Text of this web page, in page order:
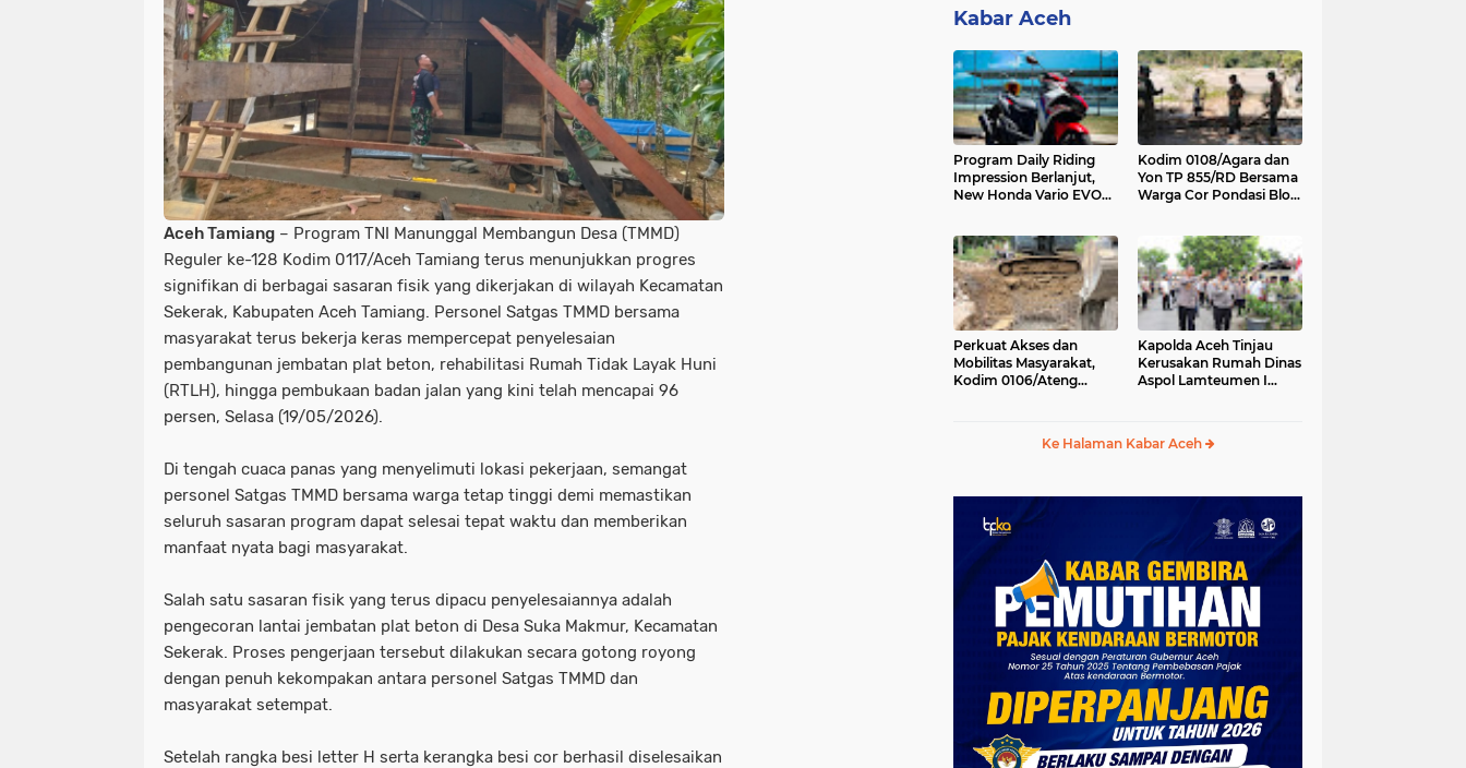
Aceh Tamiang – Program TNI Manunggal Membangun Desa (TMMD)
Reguler ke-128 Kodim 0117/Aceh Tamiang terus menunjukkan progres
signifikan di berbagai sasaran fisik yang dikerjakan di wilayah Kecamatan
Sekerak, Kabupaten Aceh Tamiang. Personel Satgas TMMD bersama
masyarakat terus bekerja keras mempercepat penyelesaian
pembangunan jembatan plat beton, rehabilitasi Rumah Tidak Layak Huni
(RTLH), hingga pembukaan badan jalan yang kini telah mencapai 96
persen, Selasa (19/05/2026).
Di tengah cuaca panas yang menyelimuti lokasi pekerjaan, semangat
personel Satgas TMMD bersama warga tetap tinggi demi memastikan
seluruh sasaran program dapat selesai tepat waktu dan memberikan
manfaat nyata bagi masyarakat.
Salah satu sasaran fisik yang terus dipacu penyelesaiannya adalah
pengecoran lantai jembatan plat beton di Desa Suka Makmur, Kecamatan
Sekerak. Proses pengerjaan tersebut dilakukan secara gotong royong
dengan penuh kekompakan antara personel Satgas TMMD dan
masyarakat setempat.
Setelah rangka besi letter H serta kerangka besi cor berhasil diselesaikan
Kabar Aceh
Program Daily Riding
Impression Berlanjut,
New Honda Vario EVO
Kodim 0108/Agara dan
Yon TP 855/RD Bersama
Warga Cor Pondasi Blok
Ger, Aceh Tenggara
Perkuat Akses dan
Mobilitas Masyarakat,
Kodim 0106/Ateng
Kapolda Aceh Tinjau
Kerusakan Rumah Dinas
Aspol Lamteumen I
Ke Halaman Kabar Aceh